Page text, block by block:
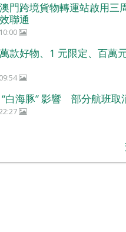
門跨境貨物轉運站啟用三
聯通
款好物、1 元限定、百萬
白海豚” 影響 部分航班取